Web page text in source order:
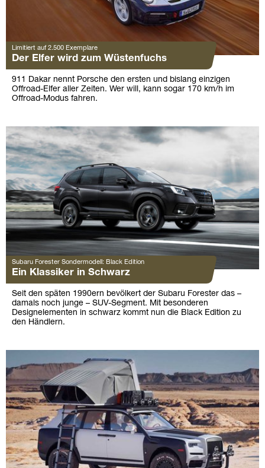
Limitiert auf 2.500 Exemplare
Der Elfer wird zum Wüstenfuchs
911 Dakar nennt Porsche den ersten und bislang einzigen
Offroad-Elfer aller Zeiten. Wer will, kann sogar 170 km/h im
Offroad-Modus fahren.
Subaru Forester Sondermodell: Black Edition
Ein Klassiker in Schwarz
Seit den späten 1990ern bevölkert der Subaru Forester das –
damals noch junge – SUV-Segment. Mit besonderen
Designelementen in schwarz kommt nun die Black Edition zu
den Händlern.